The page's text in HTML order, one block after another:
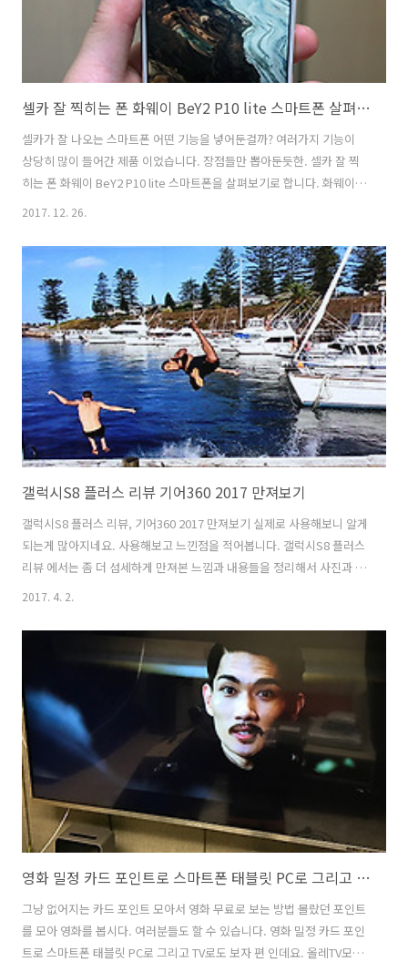
셀카 잘 찍히는 폰 화웨이 BeY2 P10 lite 스마트폰 살펴보기
셀카가 잘 나오는 스마트폰 어떤 기능을 넣어둔걸까? 여러가지 기능이
상당히 많이 들어간 제품 이었습니다. 장점들만 뽑아둔듯한. 셀카 잘 찍
히는 폰 화웨이 BeY2 P10 lite 스마트폰을 살펴보기로 합니다. 화웨이
인물모드를 촬영할 수 있는데요. 퍼펙트 셀카의 경우에는 인물을 인식한
눈이나 얼굴을 좀 다르게 성형시킬 수 있었습니다. 셀카를 자주 찍는 분
들은 이용해볼만한 기능을 제공 하더군요. 카메라 부분도 살펴보겠지만
이 스마트폰의 전체적인 특징도 살펴보려고 합니다. 이 스마트폰은 껏다
가 켤 때마다 배경이 다른것이 나오는데요. 셀카 잘 찍히는 폰 화웨이
BeY..
2017. 12. 26.
갤럭시S8 플러스 리뷰 기어360 2017 만져보기
갤럭시S8 플러스 리뷰, 기어360 2017 만져보기 실제로 사용해보니 알게
되는게 많아지네요. 사용해보고 느낀점을 적어봅니다. 갤럭시S8 플러스
리뷰 에서는 좀 더 섬세하게 만져본 느낌과 내용들을 정리해서 사진과 글
로 설명하고 기어360 2017 만져본 느낌까지 전해봅니다. 화면은 18.5 :
낌과 기대평 그리고 앞으로의 미래에 대해서도 이야기 해보려고 합니다.
실제로 써 봤을 때에는 디자인 자체는 이전 삼성의 느낌을 그대로 이어갔
습니다. 그러면서 앞부분이 좀 더 미래지향적인 디자인이 되었습니다.화
면이 넓고 시원한 부분은 가로로 동영상을 재생해보면 확실히 크게 느껴
집니다. 좀 더 미래지향적인 디자인이 되었죠. 갤럭시S8 플러스 리뷰,..
2017. 4. 2.
영화 밀정 카드 포인트로 스마트폰 태블릿 PC로 그리고 TV로도 보자
그냥 없어지는 카드 포인트 모아서 영화 무료로 보는 방법 몰랐던 포인트
를 모아 영화를 봅시다. 여러분들도 할 수 있습니다. 영화 밀정 카드 포인
트로 스마트폰 태블릿 PC로 그리고 TV로도 보자 편 인데요. 올레TV모바